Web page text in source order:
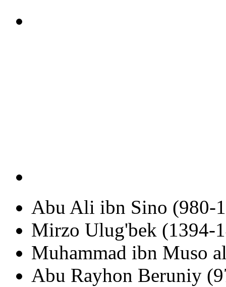
Abu Ali ibn Sino (980-
Mirzo Ulug'bek (1394-
Muhammad ibn Muso
Abu Rayhon Beruniy